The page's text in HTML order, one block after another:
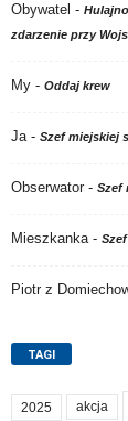
Obywatel -
zdarzenie przy
My - Oddaj krew
Ja- Szef miejskiej
Obserwator - Szef
Mieszkanka-
Piotr z
TAGI
2025 akcja